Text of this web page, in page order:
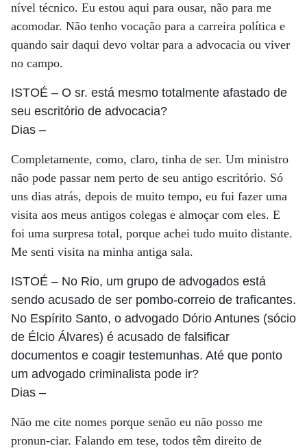
nível técnico. Eu estou aqui para ousar, não para me
acomodar. Não tenho vocação para a carreira política e
quando sair daqui devo voltar para a advocacia ou viver
no campo.
ISTOÉ – O sr. está mesmo totalmente afastado de
seu escritório de advocacia?
Dias –
Completamente, como, claro, tinha de ser. Um ministro
não pode passar nem perto de seu antigo escritório. Só
uns dias atrás, depois de muito tempo, eu fui fazer uma
visita aos meus antigos colegas e almoçar com eles. E
foi uma surpresa total, porque achei tudo muito distante.
Me senti visita na minha antiga sala.
ISTOÉ – No Rio, um grupo de advogados está
sendo acusado de ser pombo-correio de traficantes.
No Espírito Santo, o advogado Dório Antunes (sócio
de Élcio Álvares) é acusado de falsificar
documentos e coagir testemunhas. Até que ponto
um advogado criminalista pode ir?
Dias –
Não me cite nomes porque senão eu não posso me
pronun-ciar. Falando em tese, todos têm direito de